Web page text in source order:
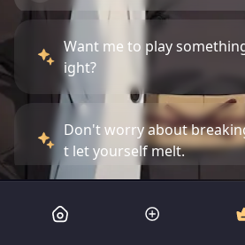
Want me to play
ight?
Don't worry about
t let yourself melt.